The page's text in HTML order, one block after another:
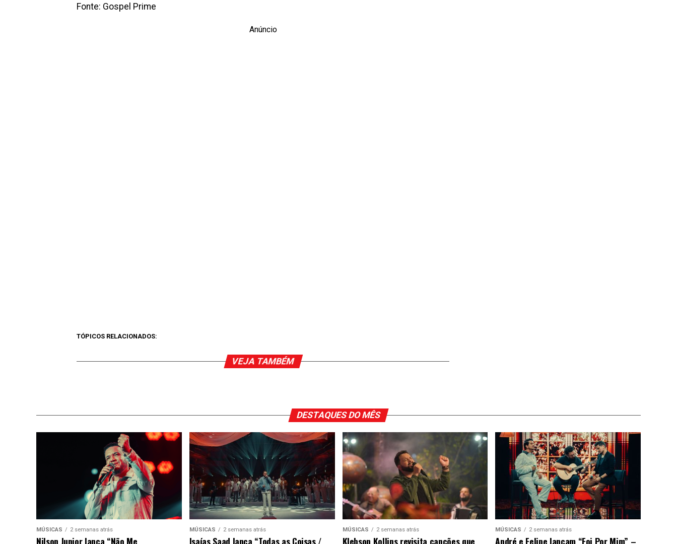
Fonte: Gospel Prime
Anúncio
TÓPICOS RELACIONADOS:
VEJA TAMBÉM
DESTAQUES DO MÊS
MÚSICAS 2 semanas atrás
Nilson Junior lança “Não Me
MÚSICAS 2 semanas atrás
Isaías Saad lança “Todas as Coisas /
MÚSICAS 2 semanas atrás
Klebson Kollins revisita canções que
MÚSICAS 2 semanas atrás
André e Felipe lançam “Foi Por Mim” –